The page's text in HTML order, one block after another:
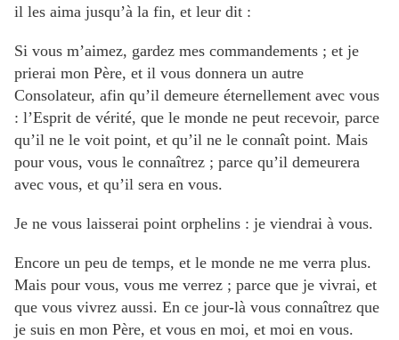
il les aima jusqu’à la fin, et leur dit :
Si vous m’aimez, gardez mes commandements ; et je
prierai mon Père, et il vous donnera un autre
Consolateur, afin qu’il demeure éternellement avec vous
: l’Esprit de vérité, que le monde ne peut recevoir, parce
qu’il ne le voit point, et qu’il ne le connaît point. Mais
pour vous, vous le connaîtrez ; parce qu’il demeurera
avec vous, et qu’il sera en vous.
Je ne vous laisserai point orphelins : je viendrai à vous.
Encore un peu de temps, et le monde ne me verra plus.
Mais pour vous, vous me verrez ; parce que je vivrai, et
que vous vivrez aussi. En ce jour-là vous connaîtrez que
je suis en mon Père, et vous en moi, et moi en vous.